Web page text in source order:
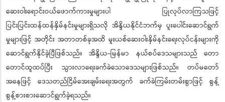
ဆေးဝါးရောင်းဝယ်ဖောက်ကားမှုများပါ ပြုလုပ်လာကြသဖြင့်
ပြင်းပြင်းထန်ထန်နှိမ်နင်းမှုများရှိသလို အိန္ဒိယနိုင်ငံဘက်မှ ပူးပေါင်းဆောင်ရွက်
မှုများဖြင့် အတိုင်း အတာတစ်ခုအထိ မူးယစ်ဆေးဝါးနှိမ်နင်းရေးလုပ်ငန်းများကို
ဆောင်ရွက်နိုင်ခဲ့ပြီဖြစ်သည်။ အိန္ဒိယ-မြန်မာ နယ်စပ်ဒေသများသည် တော
တောင်ထူထပ်ပြီး သွားလာရေးခက်ခဲသောဒေသများဖြစ်သည်။ တပ်မတော်
အနေဖြင့် ဒေသတည်ငြိမ်အေးချမ်းရေးအတွက် ခက်ခဲကြမ်းတမ်းစွာဖြင့် စွန့်
စွန့်စားစားဆောင်ရွက်ခဲ့ရသည်။